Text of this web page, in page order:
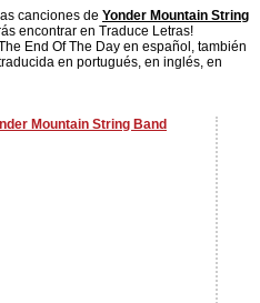
canciones de Yonder Mountain String
encontrar en Traduce Letras!
End Of The Day en español, también
en portugués, en inglés, en
Mountain String Band